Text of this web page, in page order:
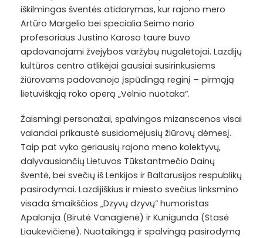
iškilmingas šventės atidarymas, kur rajono mero
Artūro Margelio bei specialia Seimo nario
profesoriaus Justino Karoso taure buvo
apdovanojami žvejybos varžybų nugalėtojai. Lazdijų
kultūros centro atlikėjai gausiai susirinkusiems
žiūrovams padovanojo įspūdingą reginį – pirmąją
lietuviškąją roko operą „Velnio nuotaka“.
Žaismingi personažai, spalvingos mizanscenos visai
valandai prikaustė susidomėjusių žiūrovų dėmesį.
Taip pat vyko geriausių rajono meno kolektyvų,
dalyvausiančių Lietuvos Tūkstantmečio Dainų
šventė, bei svečių iš Lenkijos ir Baltarusijos respublikų
pasirodymai. Lazdijiškius ir miesto svečius linksmino
visada šmaikščios „Dzyvų dzyvų“ humoristas
Apalonija (Birutė Vanagienė) ir Kunigunda (Stasė
Liaukevičienė). Nuotaikingą ir spalvingą pasirodymą